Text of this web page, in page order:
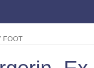
FOOT